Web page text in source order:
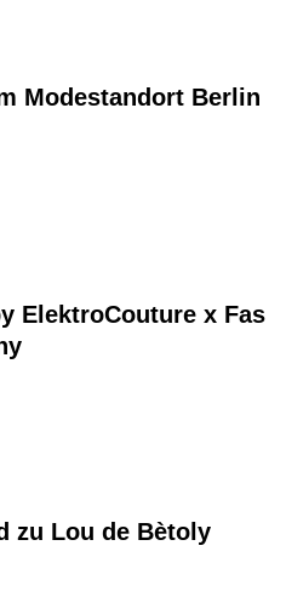
Modestandort Berlin
ElektroCouture x Fas
zu Lou de Bètoly